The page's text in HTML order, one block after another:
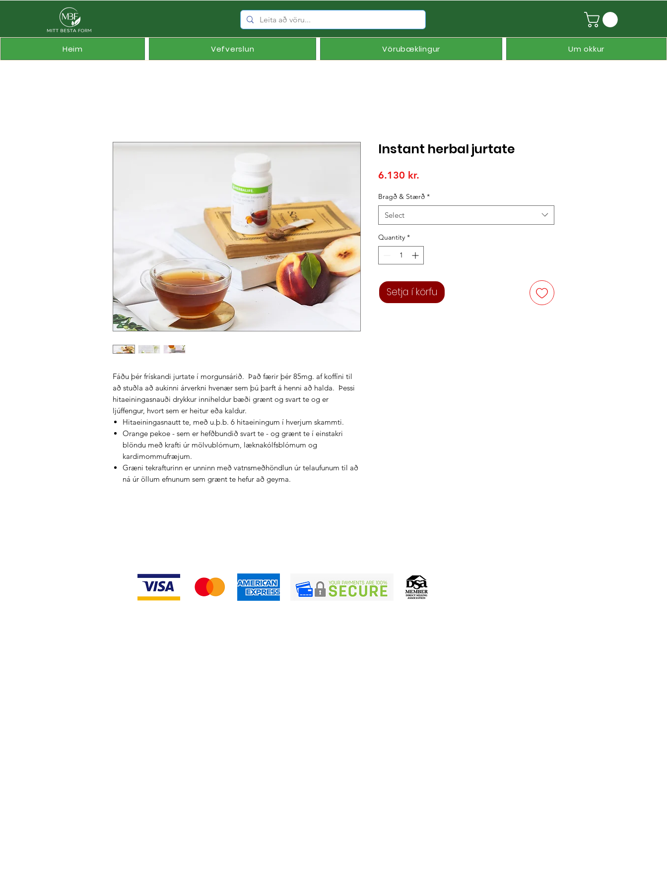
Heim Vefverslun Vörubæklingur Um okkur
Fáðu þér frískandi jurtate í morgunsárið. Það færir þér 85mg. af koffíni til
að stuðla að aukinni árverkni hvenær sem þú þarft á henni að halda. Þessi
hitaeiningasnauði drykkur inniheldur bæði grænt og svart te og er
ljúffengur, hvort sem er heitur eða kaldur.
Hitaeiningasnautt te, með u.þ.b. 6 hitaeiningum í hverjum skammti.
Orange pekoe - sem er hefðbundið svart te - og grænt te í einstakri
blöndu með krafti úr mölvublómum, læknakólfsblómum og
kardimommufræjum.
Græni tekrafturinn er unninn með vatnsmeðhöndlun úr telaufunum til að
ná úr öllum efnunum sem grænt te hefur að geyma.
Instant herbal jurtate
6.130 kr.
Bragð & Stærð *
Select
Quantity *
Setja í körfu